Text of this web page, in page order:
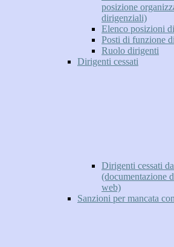
posizione
dirigenziali)
Elenco posizioni
Posti di funzione
Ruolo dirigenti
Dirigenti cessati
Dirigenti cessati
(documentazione
web)
Sanzioni per mancata